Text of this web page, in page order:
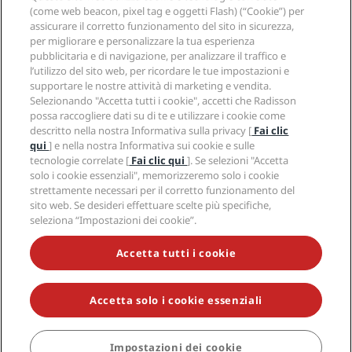
APP Radisson Hotels
Hotel Approvati per sport
Hotel per famiglie
Salute e sicurezza
Media
Opportunità di lavoro in RHG
Opportunità di lavoro in PPHE
Opportunità di lavoro in EHL
The Club by RHG
Opportunità di sviluppo
Responsible Business
Approvvigionamento
Centro sulla privacy
Note legali
Termini e condizioni di Radisson Rewards
Termini e condizioni di utilizzo del sito
Accessibilità digitale
Dichiarazione sulla schiavitù moderna
Aiuto
Avvisi per i consumatori
Contatti
Domande frequenti
Mappa del sito
Social media
Marchi Radisson Hotels
NON LASCIARTI SFUGGIRE LE NOSTRE OFFERTE MIGLIORI
© 2026 Radisson Hotel Group. Tutti i diritti riservati. RHG Radisson
Hotel Group, Radisson, Radisson RED, Radisson Blu, Radisson Collection,
Radisson Individuals, Park Plaza, Park Inn, Country Inn & Suites, Prize by
Radisson, Radisson Rewards e Radisson Meetings sono marchi
(come web beacon, pixel tag e oggetti Flash) (“Cookie”) per
assicurare il corretto funzionamento del sito in sicurezza,
per migliorare e personalizzare la tua esperienza
pubblicitaria e di navigazione, per analizzare il traffico e
l’utilizzo del sito web, per ricordare le tue impostazioni e
supportare le nostre attività di marketing e vendita.
Selezionando "Accetta tutti i cookie", accetti che Radisson
possa raccogliere dati su di te e utilizzare i cookie come
descritto nella nostra Informativa sulla privacy [ Fai clic
qui] e nella nostra Informativa sui cookie e sulle
tecnologie correlate [ Fai clic qui]. Se selezioni "Accetta
solo i cookie essenziali", memorizzeremo solo i cookie
strettamente necessari per il corretto funzionamento del
sito web. Se desideri effettuare scelte più specifiche,
seleziona “Impostazioni dei cookie”.
Accetta tutti i cookie
Accetta solo i cookie essenziali
Impostazioni dei cookie